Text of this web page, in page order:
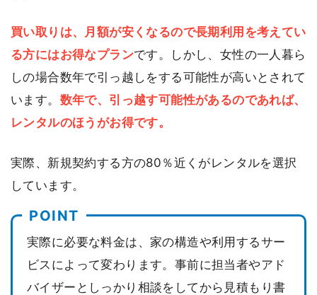
買い取りは、月額が安くなるので長期利用を考えてい
る方にはお得なプランです。しかし、女性の一人暮ら
しの場合数年で引っ越しをする可能性が高いとされて
います。 数年で、引っ越す可能性があるのであれば、
レンタルのほうがお得です。
実際、新規契約する方の80％近くがレンタルを選択
しています。
実際に必要な料金は、家の構造や利用するサー
ビスによって変わります。事前に担当者やアド
バイザーとしっかり相談をしてから見積もり書